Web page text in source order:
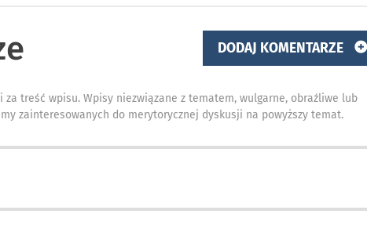
DODAJ KOMENTARZE
treść wpisu. Wpisy niezwiązane z tematem, wulgarne, obraźliwe lub
zainteresowanych do merytorycznej dyskusji na powyższy temat.